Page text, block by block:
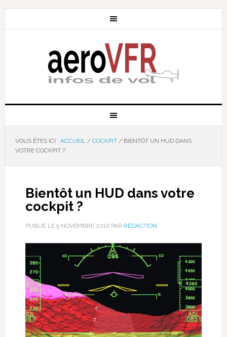
VOUS ÊTES ICI : ACCUEIL / COCKPIT /BIENTÔT UN HUD DANS
VOTRE COCKPIT ?
Bientôt un HUD dans votre
cockpit ?
PUBLIÉ LE 5 NOVEMBRE 2016PAR RÉDACTION